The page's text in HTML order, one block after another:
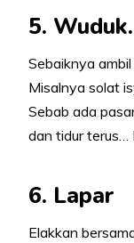
5. Wuduk.
Sebaiknya
Misalnya solat
Sebab ada
dan tidur terus…
6. Lapar
Elakkan